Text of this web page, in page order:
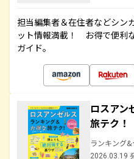
担当編集者＆在住者などシン
ット情報満載！ お得で便利
ガイド。
ロスア
旅テク！
ランキング
2026.03.19